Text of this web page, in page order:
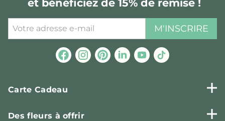
et bénéficiez de 15% de remise !
M'INSCRIRE
Carte Cadeau
Des fleurs à offrir